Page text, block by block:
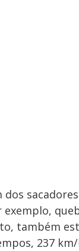
também
237